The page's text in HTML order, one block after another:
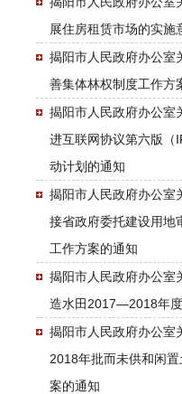
展住房租赁市场的实施
揭阳市人民政府办公室
善集体林权制度工作方
揭阳市人民政府办公室
进互联网协议第六版（
动计划的通知
揭阳市人民政府办公室
接省政府委托建设用地
工作方案的通知
揭阳市人民政府办公室
造水田2017—2018年
揭阳市人民政府办公室
2018年批而未供和闲
案的通知